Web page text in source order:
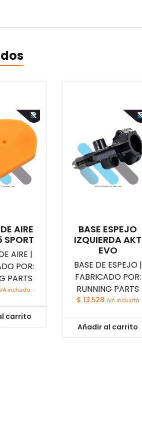
AIRE
SPORT
AIRE |
POR:
PARTS
incluido
carrito
BASE ESPEJO
IZQUIERDA AKT
EVO
BASE DE ESPEJO |
FABRICADO POR:
RUNNING PARTS
$ 13.528 IVA incluido
Añadir al carrito